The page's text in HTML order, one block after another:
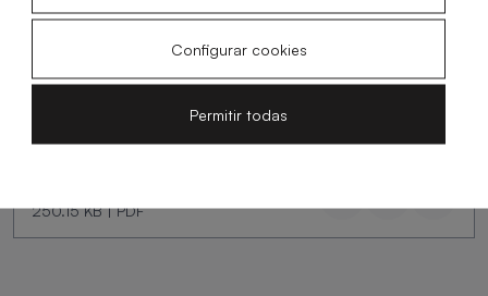
250.15 KB|PDF
Configurar cookies
Permitir todas